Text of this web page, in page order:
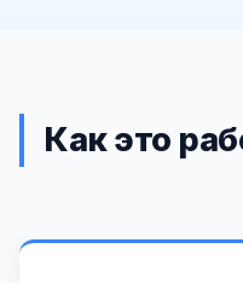
Как это